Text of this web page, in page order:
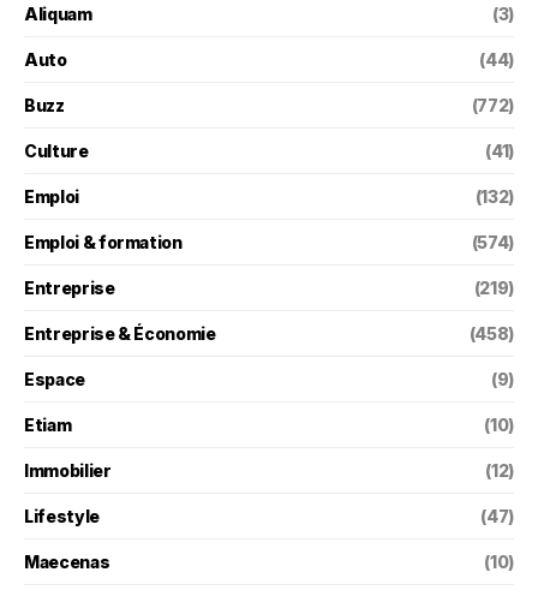
Aliquam (3)
Auto (44)
Buzz (772)
Culture (41)
Emploi (132)
Emploi & formation (574)
Entreprise (219)
Entreprise & Économie (458)
Espace (9)
Etiam (10)
Immobilier (12)
Lifestyle (47)
Maecenas (10)